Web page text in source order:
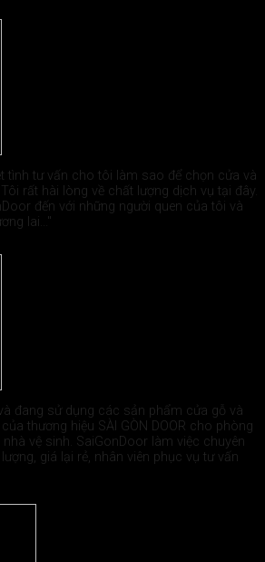
tình tư vấn cho tôi làm sao để chọn cửa và
rất hài lòng về chất lượng dịch vụ tại đây.
đến với những người quen của tôi và
lai..."
đang sử dụng các sản phẩm cửa gỗ và
thương hiệu SÀI GÒN DOOR cho phòng
vệ sinh. SaiGonDoor làm việc chuyên
giá lại rẻ, nhân viên phục vụ tư vấn